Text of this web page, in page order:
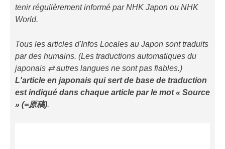
tenir régulièrement informé par NHK Japon ou NHK
World.
Tous les articles d'Infos Locales au Japon sont traduits
par des humains. (Les traductions automatiques du
japonais ⇄ autres langues ne sont pas fiables.)
L'article en japonais qui sert de base de traduction
est indiqué dans chaque article par le mot « Source
» (=原稿).